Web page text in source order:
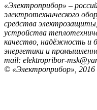
«Электроприбор» –
электротехнического
средства
устройства
качество, надёжность и
энергетики и
mail: elektropribor-
© «Электроприбор»,